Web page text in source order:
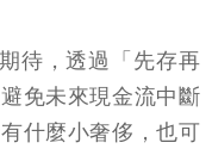
待，透過「先存再
免未來現金流中斷
什麼小奢侈，也可